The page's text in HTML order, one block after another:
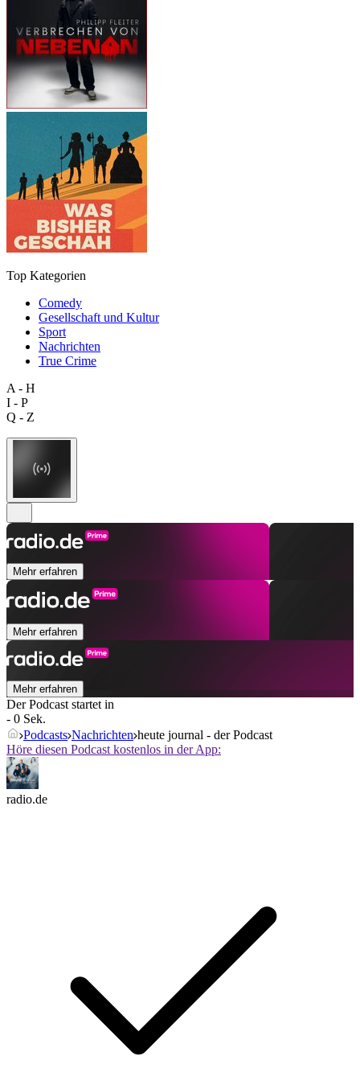
Top Kategorien
Comedy
Gesellschaft und Kultur
Sport
Nachrichten
True Crime
A - H
I - P
Q - Z
Mehr erfahren
Mehr erfahren
Mehr erfahren
Der Podcast startet in
- 0 Sek.
Podcasts Nachrichten heute journal - der Podcast
Höre diesen Podcast kostenlos in der App:
radio.de